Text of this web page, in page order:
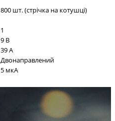
800 шт. (стрічка на котушці)
1
9 В
39 А
Двонаправлений
5 мкА